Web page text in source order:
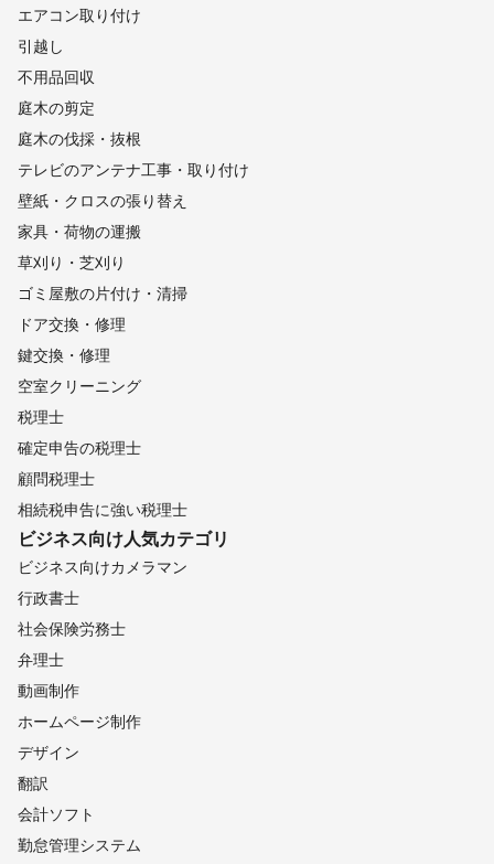
エアコン取り付け
引越し
不用品回収
庭木の剪定
庭木の伐採・抜根
テレビのアンテナ工事・取り付け
壁紙・クロスの張り替え
家具・荷物の運搬
草刈り・芝刈り
ゴミ屋敷の片付け・清掃
ドア交換・修理
鍵交換・修理
空室クリーニング
税理士
確定申告の税理士
顧問税理士
相続税申告に強い税理士
ビジネス向け人気カテゴリ
ビジネス向けカメラマン
行政書士
社会保険労務士
弁理士
動画制作
ホームページ制作
デザイン
翻訳
会計ソフト
勤怠管理システム